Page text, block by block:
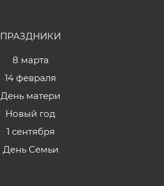
ПРАЗДНИКИ
8 марта
14 февраля
День матери
Новый год
1 сентября
День Семьи